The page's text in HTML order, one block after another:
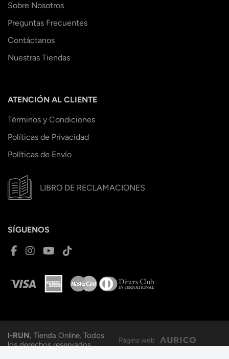
Sobre Nosotros
Preguntas Frecuentes
Contáctanos
Nuestras Tiendas
ATENCIÓN AL CLIENTE
Términos y Condiciones
Políticas de Privacidad
Políticas de Envío
LIBRO DE RECLAMACIONES
SÍGUENOS
I-RUN. Tienda Online. Todos
los derechos reservados.
Página web